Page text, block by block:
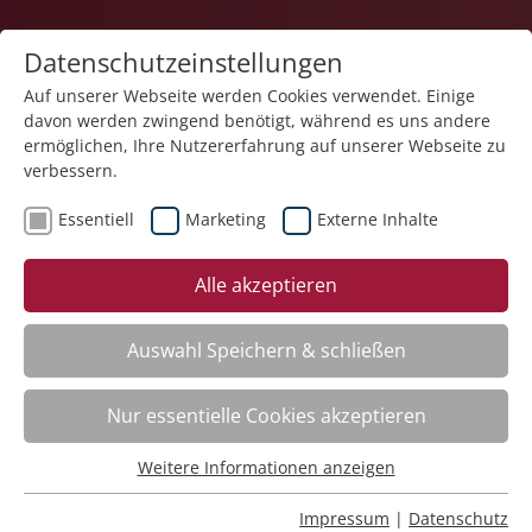
Interkulturelle Zusammenarbeit
gestalten. Vielfalt fördern, Integration
begleiten
Datenschutzeinstellungen
Auf unserer Webseite werden Cookies verwendet. Einige
davon werden zwingend benötigt, während es uns andere
ermöglichen, Ihre Nutzererfahrung auf unserer Webseite zu
verbessern.
Essentiell Marketing Externe Inhalte
Alle akzeptieren
Auswahl Speichern & schließen
Nur essentielle Cookies akzeptieren
Essentielle Cookies werden für grundlegende Funktionen
Weitere Informationen anzeigen
Impressum | Datenschutz